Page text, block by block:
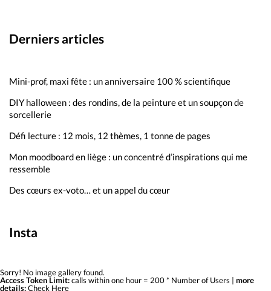
Derniers articles
Mini-prof, maxi fête : un anniversaire 100 % scientifique
DIY halloween : des rondins, de la peinture et un soupçon de
sorcellerie
Défi lecture : 12 mois, 12 thèmes, 1 tonne de pages
Mon moodboard en liège : un concentré d’inspirations qui me
ressemble
Des cœurs ex-voto… et un appel du cœur
Insta
Sorry! No image gallery found.
Access Token Limit:calls within one hour = 200 * Number of Users | more
details:Check Here